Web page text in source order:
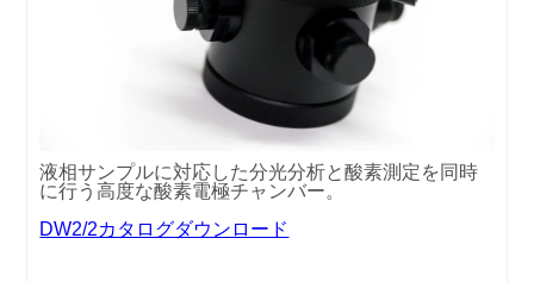
液相サンプルに対応した分光分析と酸素測定を同時
に行う高度な酸素電極チャンバー。
DW2/2カタログダウンロード